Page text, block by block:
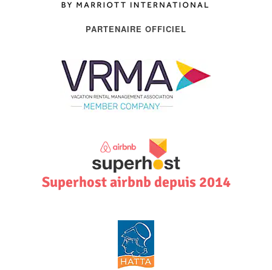
PARTENAIRE OFFICIEL
Superhost airbnb depuis 2014